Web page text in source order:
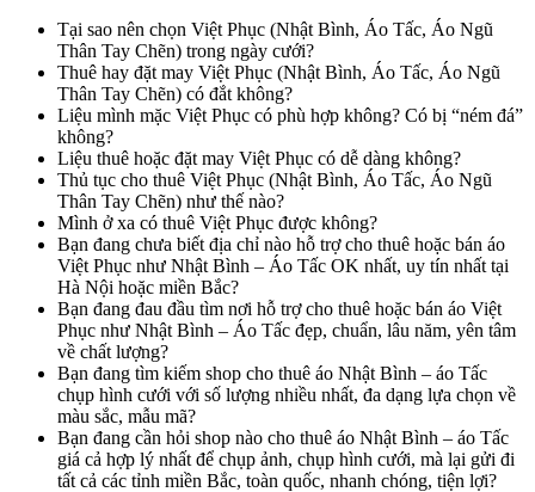
Tại sao nên chọn Việt Phục (Nhật Bình, Áo Tấc, Áo Ngũ
Thân Tay Chẽn) trong ngày cưới?
Thuê hay đặt may Việt Phục (Nhật Bình, Áo Tấc, Áo Ngũ
Thân Tay Chẽn) có đắt không?
Liệu mình mặc Việt Phục có phù hợp không? Có bị “ném đá”
không?
Liệu thuê hoặc đặt may Việt Phục có dễ dàng không?
Thủ tục cho thuê Việt Phục (Nhật Bình, Áo Tấc, Áo Ngũ
Thân Tay Chẽn) như thế nào?
Mình ở xa có thuê Việt Phục được không?
Bạn đang chưa biết địa chỉ nào hỗ trợ cho thuê hoặc bán áo
Việt Phục như Nhật Bình – Áo Tấc OK nhất, uy tín nhất tại
Hà Nội hoặc miền Bắc?
Bạn đang đau đầu tìm nơi hỗ trợ cho thuê hoặc bán áo Việt
Phục như Nhật Bình – Áo Tấc đẹp, chuẩn, lâu năm, yên tâm
về chất lượng?
Bạn đang tìm kiếm shop cho thuê áo Nhật Bình – áo Tấc
chụp hình cưới với số lượng nhiều nhất, đa dạng lựa chọn về
màu sắc, mẫu mã?
Bạn đang cần hỏi shop nào cho thuê áo Nhật Bình – áo Tấc
giá cả hợp lý nhất để chụp ảnh, chụp hình cưới, mà lại gửi đi
tất cả các tỉnh miền Bắc, toàn quốc, nhanh chóng, tiện lợi?